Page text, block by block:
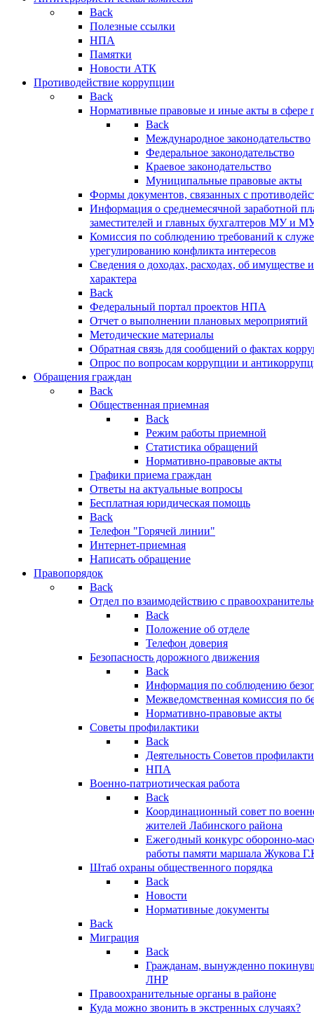
Back
Полезные ссылки
НПА
Памятки
Новости АТК
Противодействие коррупции
Back
Нормативные правовые и иные акты в сфере
Back
Международное законодательство
Федеральное законодательство
Краевое законодательство
Муниципальные правовые акты
Формы документов, связанных с
Информация о среднемесячной заработной
заместителей и главных бухгалтеров МУ и
Комиссия по соблюдению требований к
урегулированию конфликта интересов
Сведения о доходах, расходах, об имуществе
характера
Back
Федеральный портал проектов НПА
Отчет о выполнении плановых мероприятий
Методические материалы
Обратная связь для сообщений о фактах
Опрос по вопросам коррупции и
Обращения граждан
Back
Общественная приемная
Back
Режим работы приемной
Статистика обращений
Нормативно-правовые акты
Графики приема граждан
Ответы на актуальные вопросы
Бесплатная юридическая помощь
Back
Телефон "Горячей линии"
Интернет-приемная
Написать обращение
Правопорядок
Back
Отдел по взаимодействию с
Back
Положение об отделе
Телефон доверия
Безопасность дорожного движения
Back
Информация по соблюдению
Межведомственная комиссия по
Нормативно-правовые акты
Советы профилактики
Back
Деятельность Советов
НПА
Военно-патриотическая работа
Back
Координационный совет по
жителей Лабинского района
Ежегодный конкурс оборонно-
работы памяти маршала Жукова
Штаб охраны общественного порядка
Back
Новости
Нормативные документы
Back
Миграция
Back
Гражданам, вынужденно
ЛНР
Правоохранительные органы в районе
Куда можно звонить в экстренных случаях?